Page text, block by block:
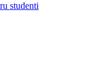
studenti